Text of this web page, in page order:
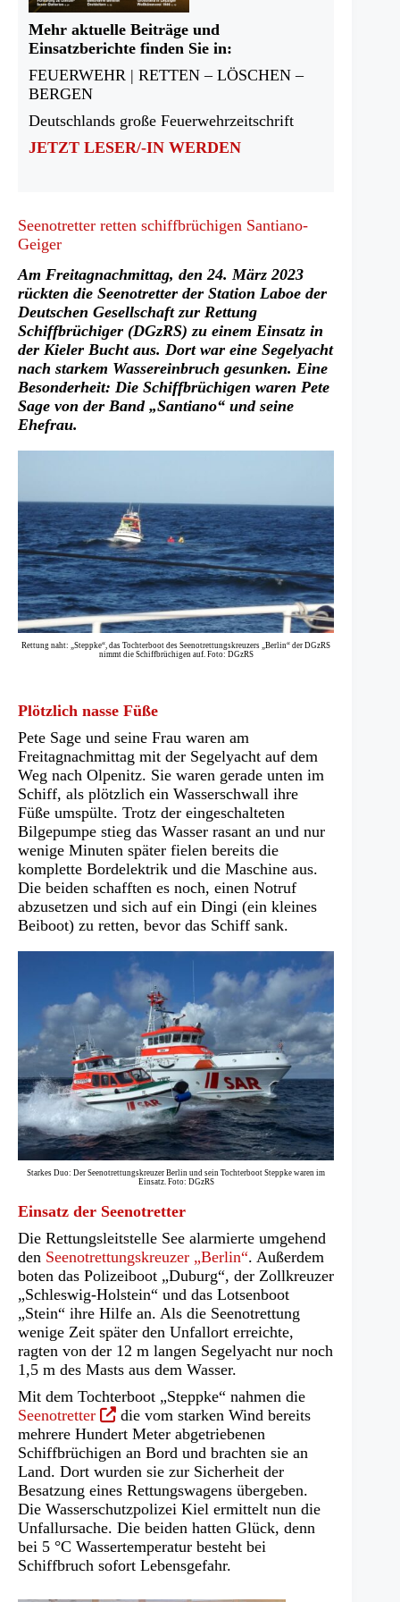
Mehr aktuelle Beiträge und
Einsatzberichte finden Sie in:
FEUERWEHR | RETTEN – LÖSCHEN –
BERGEN
Deutschlands große Feuerwehrzeitschrift
JETZT LESER/-IN WERDEN
Seenotretter retten schiffbrüchigen Santiano-
Geiger
Am Freitagnachmittag, den 24. März 2023
rückten die Seenotretter der Station Laboe der
Deutschen Gesellschaft zur Rettung
Schiffbrüchiger (DGzRS) zu einem Einsatz in
der Kieler Bucht aus. Dort war eine Segelyacht
nach starkem Wassereinbruch gesunken. Eine
Besonderheit: Die Schiffbrüchigen waren Pete
Sage von der Band „Santiano“ und seine
Ehefrau.
Rettung naht: „Steppke“, das Tochterboot des Seenotrettungskreuzers „Berlin“ der DGzRS
nimmt die Schiffbrüchigen auf. Foto: DGzRS
Plötzlich nasse Füße
Pete Sage und seine Frau waren am
Freitagnachmittag mit der Segelyacht auf dem
Weg nach Olpenitz. Sie waren gerade unten im
Schiff, als plötzlich ein Wasserschwall ihre
Füße umspülte. Trotz der eingeschalteten
Bilgepumpe stieg das Wasser rasant an und nur
wenige Minuten später fielen bereits die
komplette Bordelektrik und die Maschine aus.
Die beiden schafften es noch, einen Notruf
abzusetzen und sich auf ein Dingi (ein kleines
Beiboot) zu retten, bevor das Schiff sank.
Starkes Duo: Der Seenotrettungskreuzer Berlin und sein Tochterboot Steppke waren im
Einsatz. Foto: DGzRS
Einsatz der Seenotretter
Die Rettungsleitstelle See alarmierte umgehend
den Seenotrettungskreuzer „Berlin“. Außerdem
boten das Polizeiboot „Duburg“, der Zollkreuzer
„Schleswig-Holstein“ und das Lotsenboot
„Stein“ ihre Hilfe an. Als die Seenotrettung
wenige Zeit später den Unfallort erreichte,
ragten von der 12 m langen Segelyacht nur noch
1,5 m des Masts aus dem Wasser.
Mit dem Tochterboot „Steppke“ nahmen die
Seenotretter(Öffnet
in
einem
neuen
Tab)
die vom starken Wind bereits
mehrere Hundert Meter abgetriebenen
Schiffbrüchigen an Bord und brachten sie an
Land. Dort wurden sie zur Sicherheit der
Besatzung eines Rettungswagens übergeben.
Die Wasserschutzpolizei Kiel ermittelt nun die
Unfallursache. Die beiden hatten Glück, denn
bei 5 °C Wassertemperatur besteht bei
Schiffbruch sofort Lebensgefahr.